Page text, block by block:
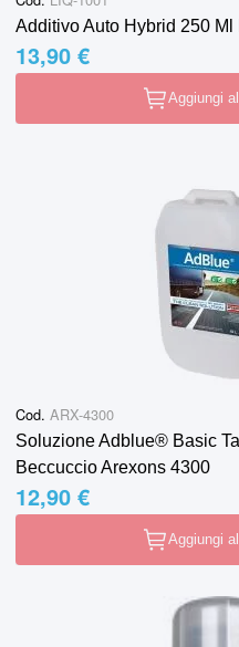
Additivo Auto Hybrid 250
13,90 €
Aggiungi
Cod. ARX-4300
Soluzione Adblue® Basic
Beccuccio Arexons 4300
12,90 €
Aggiungi